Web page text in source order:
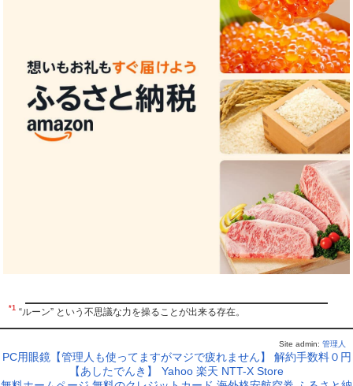
*1 “ルーン” という不思議な力を操ることが出来る存在。
Site admin:管理人
PC用眼鏡【管理人も使ってますがマジで疲れません】
解約手数料０円
【あしたでんき】
Yahoo 楽天 NTT-X Store